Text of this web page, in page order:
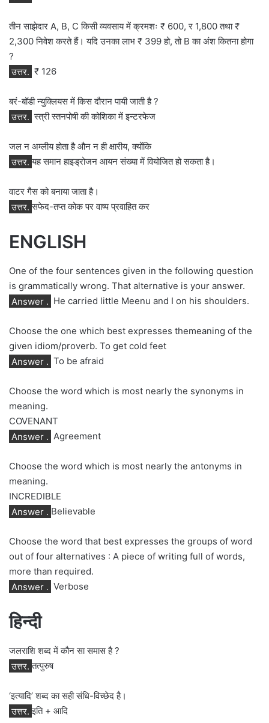
तीन साझेदार A, B, C किसी व्यवसाय में क्रमशः ₹ 600, र 1,800 तथा ₹
2,300 निवेश करते हैं। यदि उनका लाभ ₹ 399 हो, तो B का अंश कितना होगा
?
उत्तर. ₹ 126
बरं-बॉडी न्युक्लियस में किस दौरान पायी जाती है ?
उत्तर. स्त्री स्तनपोषी की कोशिका में इन्टरफेज
जल न अम्लीय होता है औन न ही क्षारीय, क्योंकि
उत्तर. यह समान हाइड्रोजन आयन संख्या में वियोजित हो सकता है।
वाटर गैस को बनाया जाता है।
उत्तर. सफेद-तप्त कोक पर वाष्प प्रवाहित कर
ENGLISH
One of the four sentences given in the following question
is grammatically wrong. That alternative is your answer.
Answer . He carried little Meenu and I on his shoulders.
Choose the one which best expresses themeaning of the
given idiom/proverb. To get cold feet
Answer . To be afraid
Choose the word which is most nearly the synonyms in
meaning.
COVENANT
Answer . Agreement
Choose the word which is most nearly the antonyms in
meaning.
INCREDIBLE
Answer . Believable
Choose the word that best expresses the groups of word
out of four alternatives : A piece of writing full of words,
more than required.
Answer . Verbose
हिन्दी
जलराशि शब्द में कौन सा समास है ?
उत्तर. तत्पुरुष
‘इत्यादि’ शब्द का सही संधि-विच्छेद है।
उत्तर. इति + आदि